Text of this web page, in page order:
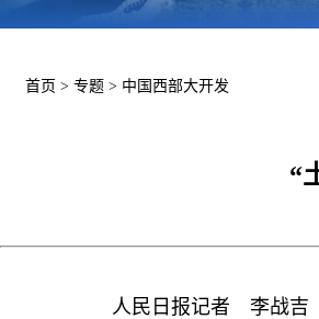
首页 > 专题 > 中国西部大开发
“
人民日报记者 李战吉